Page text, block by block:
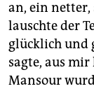
an, ein netter,
lauschte der
glücklich und
sagte, aus mir
Mansour